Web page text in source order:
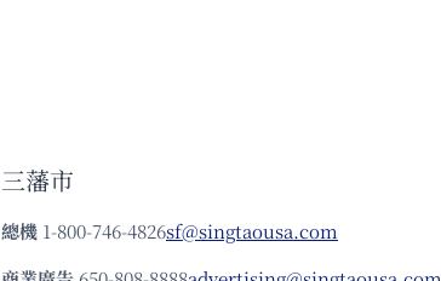
三藩市
總機 1-800-746-4826sf@singtaousa.com